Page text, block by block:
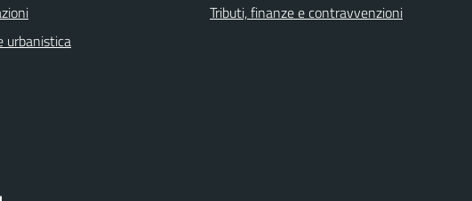
urbanistica
Tributi, finanze e contravvenzioni